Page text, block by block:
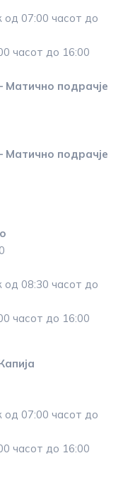
од 07:00 часот до
часот до 16:00
Матично подрачје
Матично подрачје
од 08:30 часот до
часот до 16:00
од 07:00 часот до
часот до 16:00